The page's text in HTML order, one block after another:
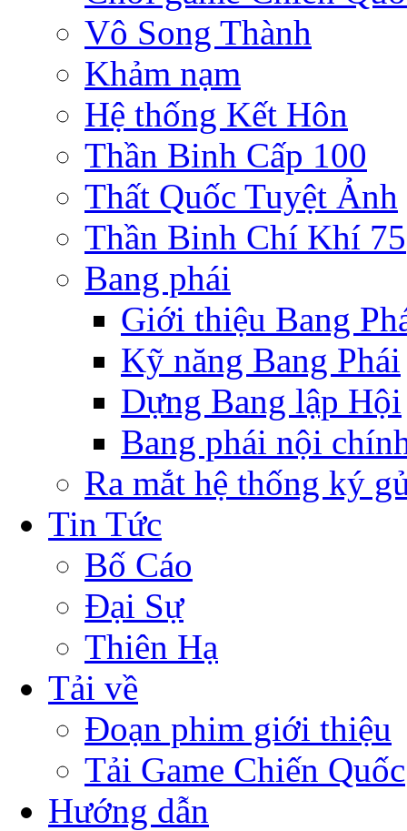
Vô Song Thành
Khảm nạm
Hệ thống Kết Hôn
Thần Binh Cấp 100
Thất Quốc Tuyệt Ảnh
Thần Binh Chí Khí 75
Bang phái
Giới thiệu Bang
Kỹ năng Bang Phái
Dựng Bang lập Hội
Bang phái nội
Ra mắt hệ thống ký
Tin Tức
Bố Cáo
Đại Sự
Thiên Hạ
Tải về
Đoạn phim giới thiệu
Tải Game Chiến Quốc
Hướng dẫn